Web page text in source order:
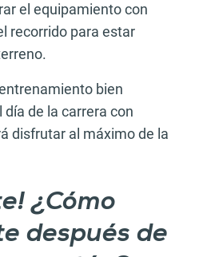
el equipamiento con
recorrido para estar
bien
de la carrera con
disfrutar al máximo de la
¿Cómo
después de